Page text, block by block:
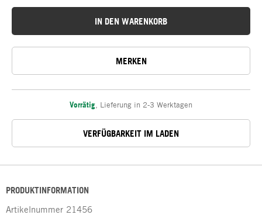
IN DEN WARENKORB
MERKEN
Vorrätig Lieferung in 2-3 Werktagen
VERFÜGBARKEIT IM LADEN
PRODUKTINFORMATION
Artikelnummer 21456